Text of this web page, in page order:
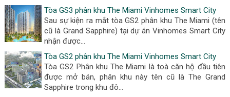
Tòa GS3 phân khu The Miami Vinhomes Smart City
Sau sự kiện ra mắt tòa GS2 phân khu The Miami (tên
cũ là Grand Sapphire) tại dự án Vinhomes Smart City
nhận được...
Tòa GS2 phân khu The Miami Vinhomes Smart City
Tòa GS2 Phân khu The Miami là toà căn hộ đầu tiên
được mở bán, phân khu này tên cũ là The Grand
Sapphire trong khu đô...